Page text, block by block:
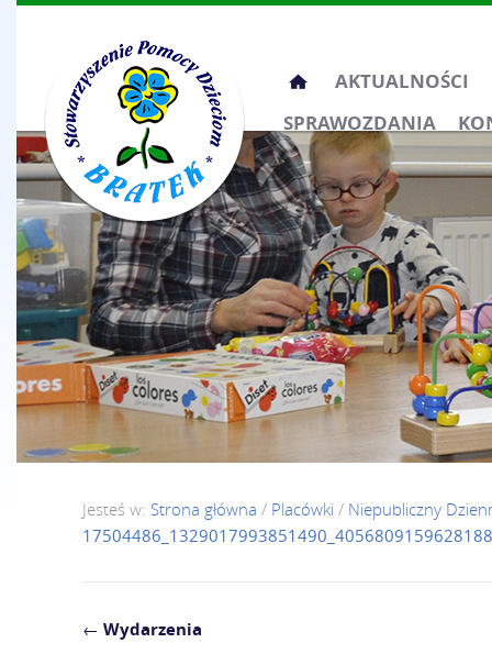
Przeskocz
do
treści
AKTUALNOŚCI
SPRAWOZDANIA
Jesteś w: Strona główna / Placówki / Niepubliczny
← Wydarzenia